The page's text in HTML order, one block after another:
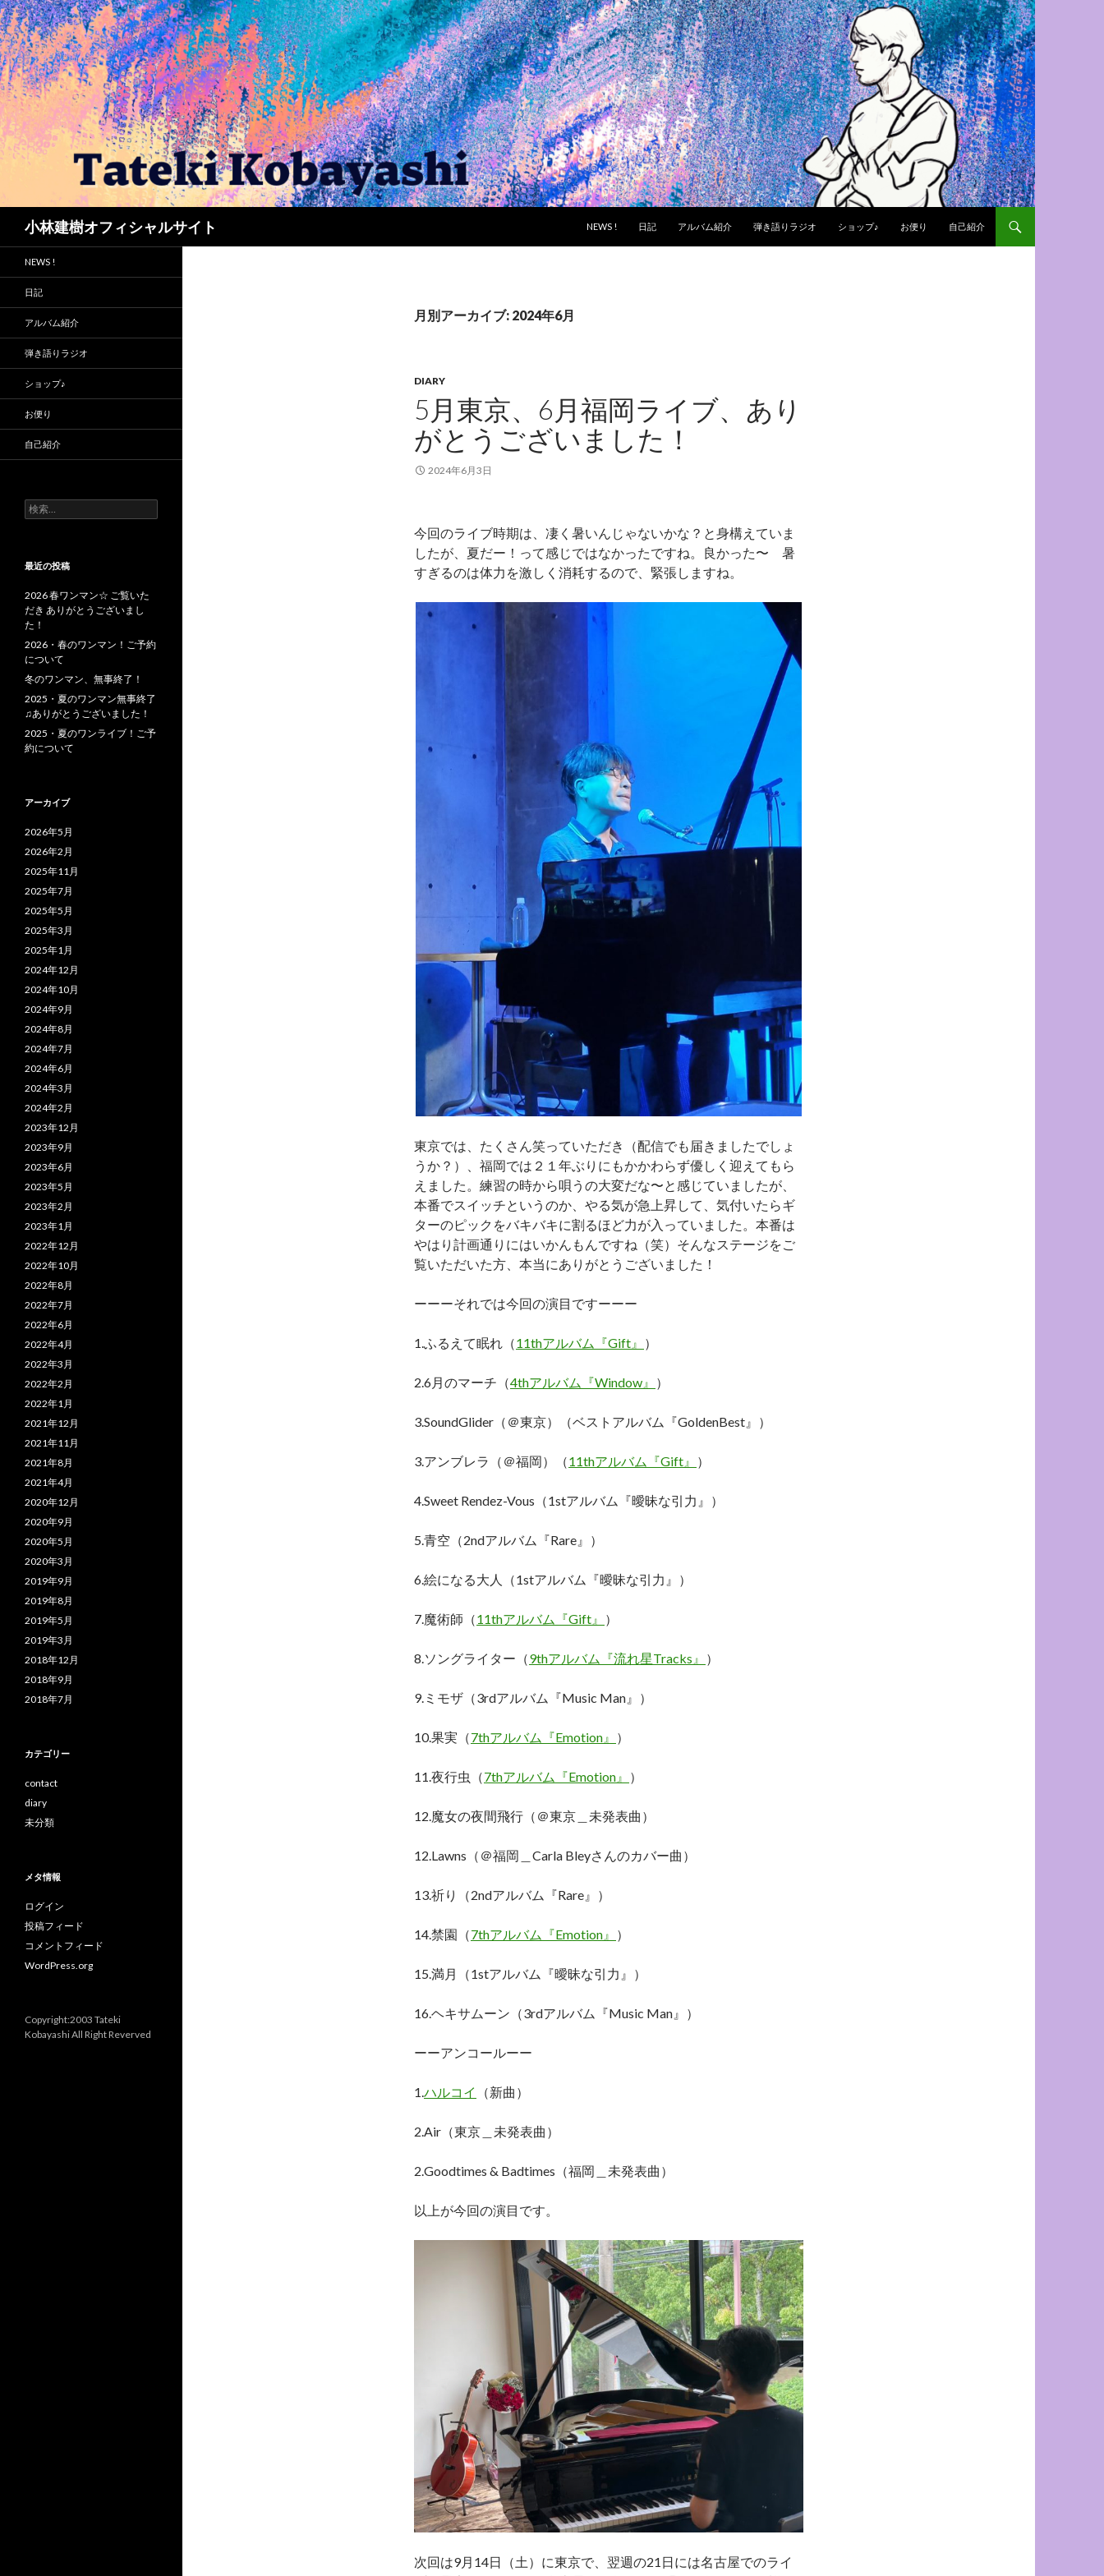
小林建樹オフィシャルサイト
NEWS !
日記 アルバム紹介 弾き語りラジオ ショップ♪ お便り 自己紹介
月別アーカイブ: 2024年6月
DIARY
5月東京、6月福岡ライブ、あり
がとうございました！
2024年6月3日
今回のライブ時期は、凄く暑いんじゃないかな？と身構えていま
したが、夏だー！って感じではなかったですね。良かった〜 暑
すぎるのは体力を激しく消耗するので、緊張しますね。
東京では、たくさん笑っていただき（配信でも届きましたでしょ
うか？）、福岡では２１年ぶりにもかかわらず優しく迎えてもら
えました。練習の時から唄うの大変だな〜と感じていましたが、
本番でスイッチというのか、やる気が急上昇して、気付いたらギ
ターのピックをバキバキに割るほど力が入っていました。本番は
やはり計画通りにはいかんもんですね（笑）そんなステージをご
覧いただいた方、本当にありがとうございました！
ーーーそれでは今回の演目ですーーー
1.ふるえて眠れ（11thアルバム 『Gift』 ）
2.6月のマーチ（4thアルバム『Window』 ）
3.SoundGlider（＠東京）（ベストアルバム『GoldenBest』）
3.アンブレラ（＠福岡）（11thアルバム『Gift』 ）
4.Sweet Rendez-Vous（1stアルバム『曖昧な引力』）
5.青空（2ndアルバム『Rare』）
6.絵になる大人（1stアルバム『曖昧な引力』）
7.魔術師（11thアルバム『Gift』 ）
8.ソングライター（9thアルバム『流れ星Tracks』 ）
9.ミモザ（3rdアルバム『Music Man』）
10.果実（7thアルバム『Emotion』 ）
11.夜行虫（7thアルバム『Emotion』 ）
12.魔女の夜間飛行（＠東京＿未発表曲）
12.Lawns（＠福岡＿Carla Bleyさんのカバー曲）
13.祈り（2ndアルバム『Rare』）
14.禁園（7thアルバム『Emotion』 ）
15.満月（1stアルバム『曖昧な引力』）
16.ヘキサムーン（3rdアルバム『Music Man』）
ーーアンコールーー
1.ハルコイ （新曲）
2.Air（東京＿未発表曲）
2.Goodtimes & Badtimes（福岡＿未発表曲）
以上が今回の演目です。
次回は9月14日（土）に東京で、翌週の21日には名古屋でのライ
NEWS !
日記
アルバム紹介
弾き語りラジオ
ショップ♪
お便り
自己紹介
検
索:
最近の投稿
2026 春ワンマン☆ ご覧いた
だき ありがとうございまし
た！
2026・春のワンマン！ご予約
について
冬のワンマン、無事終了！
2025・夏のワンマン無事終了
♫ありがとうございました！
2025・夏のワンライブ！ご予
約について
アーカイブ
2026年5月
2026年2月
2025年11月
2025年7月
2025年5月
2025年3月
2025年1月
2024年12月
2024年10月
2024年9月
2024年8月
2024年7月
2024年6月
2024年3月
2024年2月
2023年12月
2023年9月
2023年6月
2023年5月
2023年2月
2023年1月
2022年12月
2022年10月
2022年8月
2022年7月
2022年6月
2022年4月
2022年3月
2022年2月
2022年1月
2021年12月
2021年11月
2021年8月
2021年4月
2020年12月
2020年9月
2020年5月
2020年3月
2019年9月
2019年8月
2019年5月
2019年3月
2018年12月
2018年9月
2018年7月
カテゴリー
contact
diary
未分類
メタ情報
ログイン
投稿フィード
コメントフィード
WordPress.org
Copyright:2003 Tateki
Kobayashi All Right Reverved